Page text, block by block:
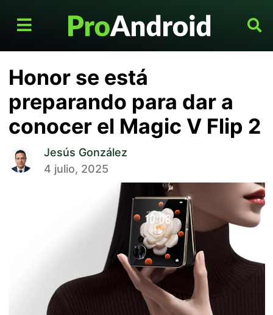
Honor se está
preparando para dar a
conocer el Magic V Flip 2
Jesús González
4 julio, 2025